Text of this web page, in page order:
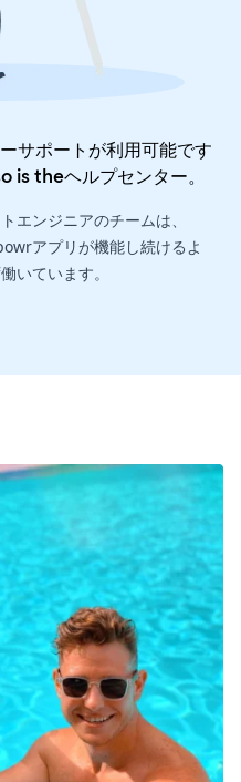
ポートが利用可能です
is theヘルプセンター。
エンジニアのチームは、
アプリが機能し続けるよ
いています。